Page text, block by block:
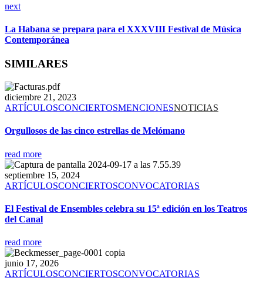
next
La Habana se prepara para el XXXVIII Festival de Música
Contemporánea
SIMILARES
diciembre 21, 2023
ARTÍCULOSCONCIERTOSMENCIONESNOTICIAS
Orgullosos de las cinco estrellas de Melómano
read more
septiembre 15, 2024
ARTÍCULOSCONCIERTOSCONVOCATORIAS
El Festival de Ensembles celebra su 15ª edición en los Teatros
del Canal
read more
junio 17, 2026
ARTÍCULOSCONCIERTOSCONVOCATORIAS